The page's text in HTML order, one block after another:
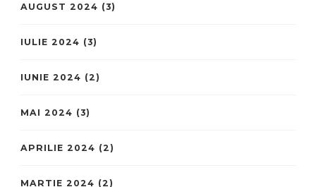
AUGUST 2024 (3)
IULIE 2024 (3)
IUNIE 2024 (2)
MAI 2024 (3)
APRILIE 2024 (2)
MARTIE 2024 (2)